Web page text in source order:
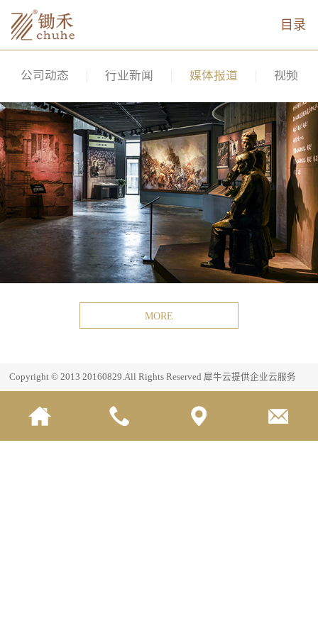
目录
公司动态 行业新闻 媒体报道 视频
Copyright © 2013 20160829.All Rights Reserved 犀牛云提供企业云服务